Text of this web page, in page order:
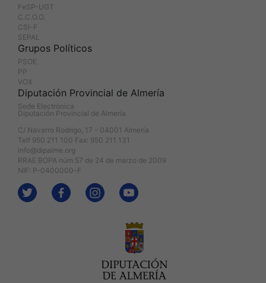
FeSP-UGT
C.C.O.O.
CSI-F
SEPAL
Grupos Políticos
PSOE
PP
VOX
Diputación Provincial de Almería
Sede Electrónica
Diputación Provincial de Almería
C/ Navarro Rodrigo, 17 - 04001 Almería
Telf 950 211 100 Fax: 950 211 131
info@dipalme.org
RRAE BOPA núm 57 de 24 de marzo de 2009
NIF: P-0400000-F